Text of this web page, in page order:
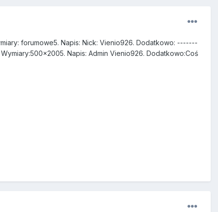
forumowe5. Napis: Nick: Vienio926. Dodatkowo: -------
Napis: Admin Vienio926. Dodatkowo:Coś